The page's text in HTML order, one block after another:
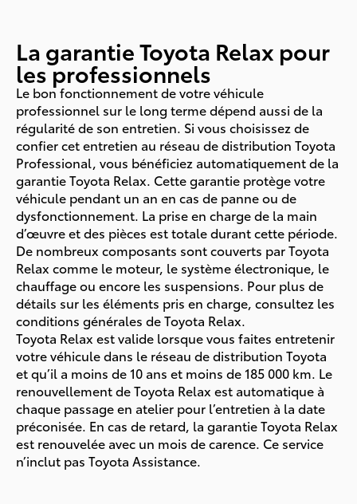
La garantie Toyota Relax pour
les professionnels
Le bon fonctionnement de votre véhicule
professionnel sur le long terme dépend aussi de la
régularité de son entretien. Si vous choisissez de
confier cet entretien au réseau de distribution Toyota
Professional, vous bénéficiez automatiquement de la
garantie Toyota Relax. Cette garantie protège votre
véhicule pendant un an en cas de panne ou de
dysfonctionnement. La prise en charge de la main
d’œuvre et des pièces est totale durant cette période.
De nombreux composants sont couverts par Toyota
Relax comme le moteur, le système électronique, le
chauffage ou encore les suspensions. Pour plus de
détails sur les éléments pris en charge, consultez les
conditions générales de Toyota Relax.
Toyota Relax est valide lorsque vous faites entretenir
votre véhicule dans le réseau de distribution Toyota
et qu’il a moins de 10 ans et moins de 185 000 km. Le
renouvellement de Toyota Relax est automatique à
chaque passage en atelier pour l’entretien à la date
préconisée. En cas de retard, la garantie Toyota Relax
est renouvelée avec un mois de carence. Ce service
n’inclut pas Toyota Assistance.